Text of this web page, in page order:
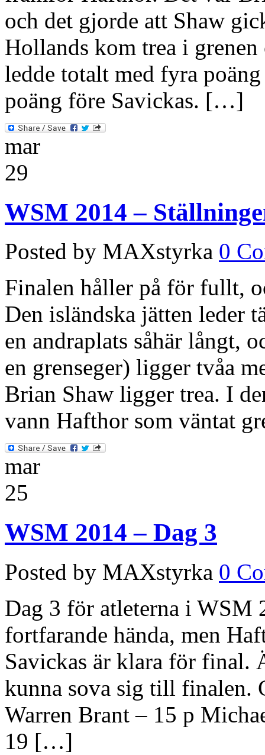
och det gjorde att Shaw
Hollands kom trea i
ledde totalt med fyra
poäng före Savickas. […]
mar
29
WSM 2014 –
Posted by MAXstyrka 0
Finalen håller på för fullt,
Den isländska jätten leder
en andraplats såhär långt,
en grenseger) ligger tvåa
Brian Shaw ligger trea. I
vann Hafthor som väntat
mar
25
WSM 2014 – Dag 3
Posted by MAXstyrka 0
Dag 3 för atleterna i WSM
fortfarande hända, men
Savickas är klara för final.
kunna sova sig till finalen.
Warren Brant – 15 p
19 […]